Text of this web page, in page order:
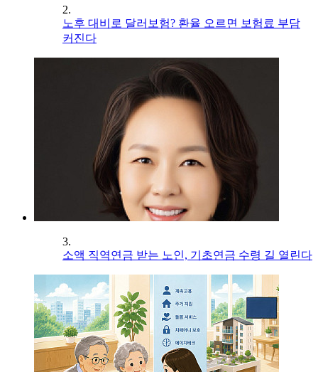
2.
노후 대비로 달러보험? 환율 오르면 보험료 부담
커진다
3.
소액 직역연금 받는 노인, 기초연금 수령 길 열린다